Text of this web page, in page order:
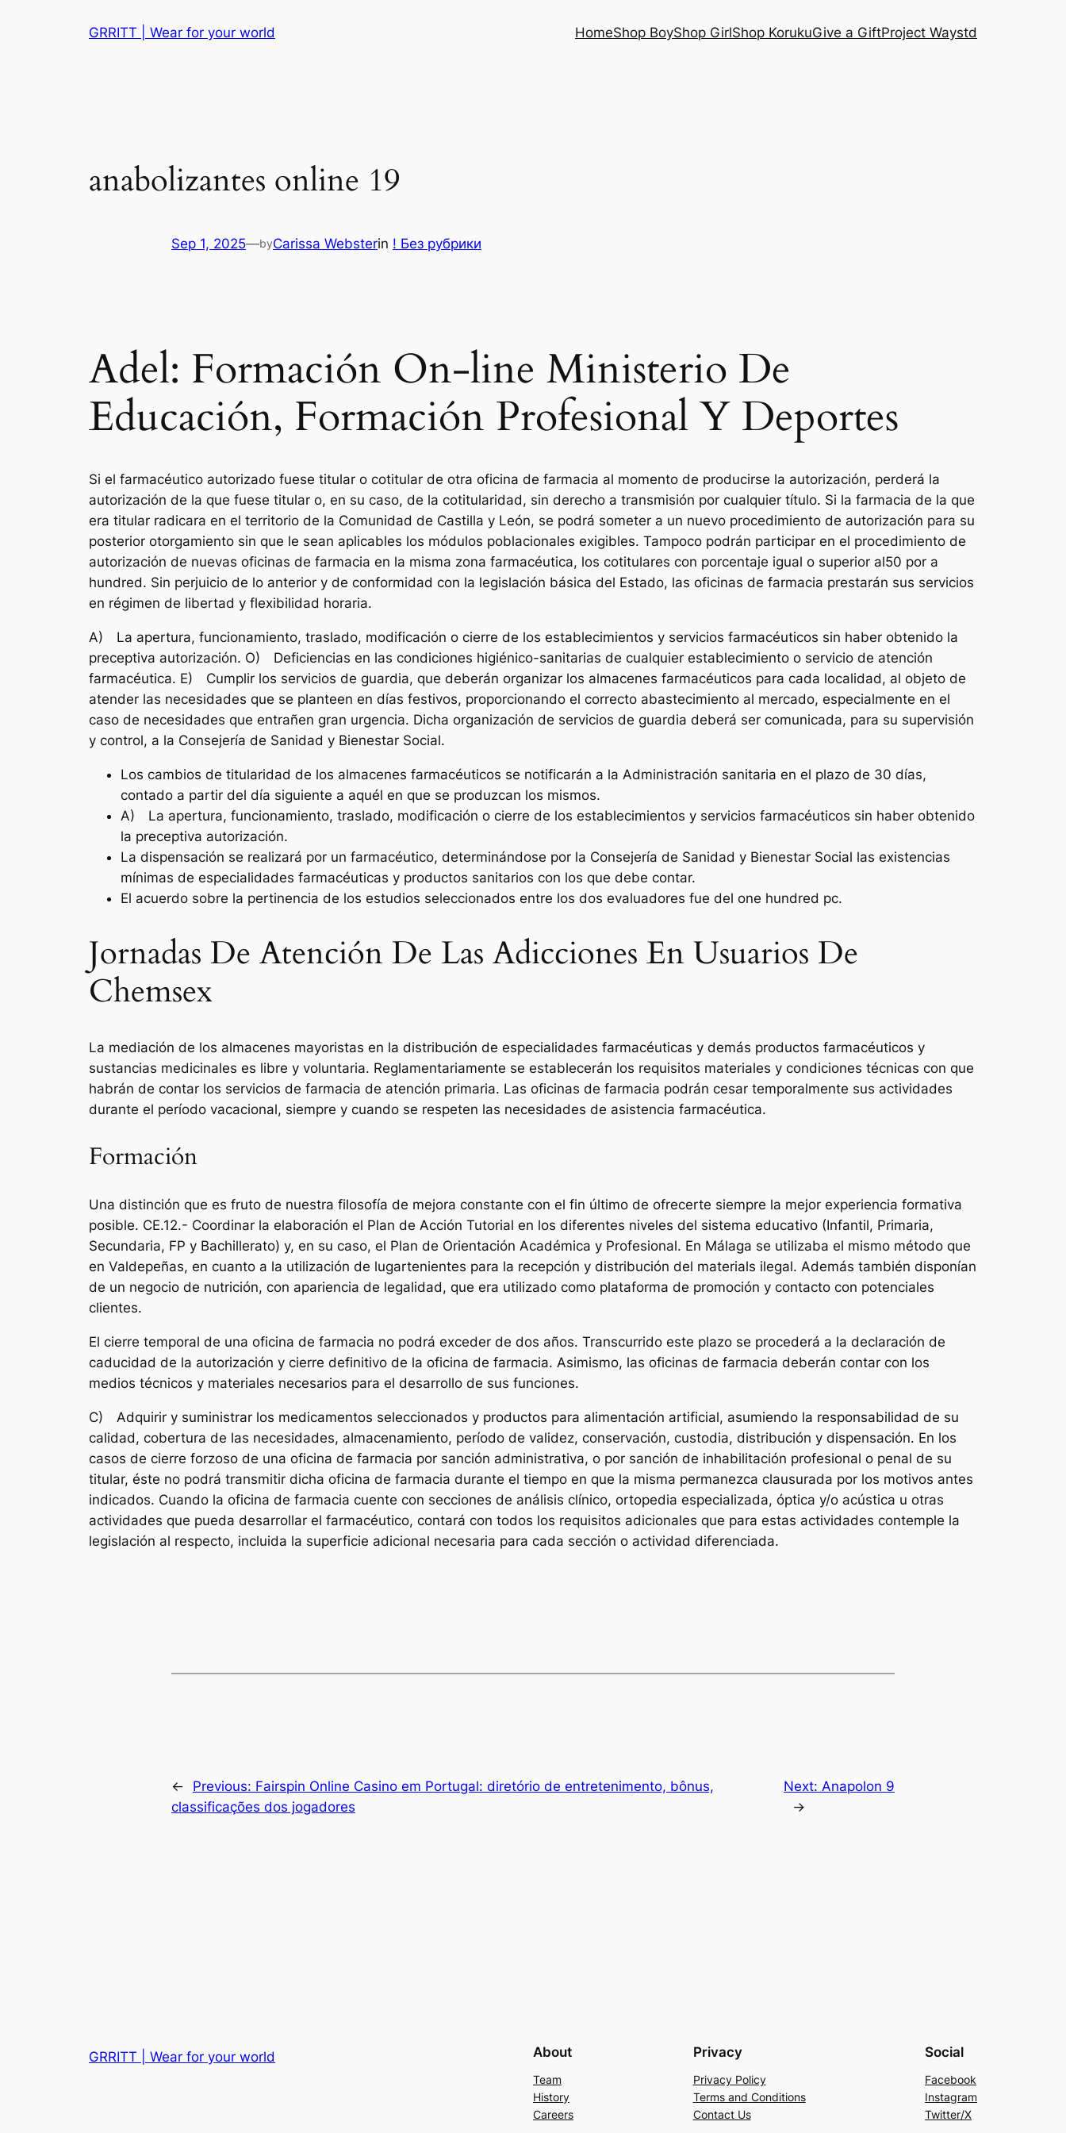
GRRITT | Wear for your world HomeShop BoyShop GirlShop KorukuGive a GiftProject Waystd
anabolizantes online 19
Sep 1, 2025—byCarissa Websterin ! Без рубрики
Adel: Formación On-line Ministerio De
Educación, Formación Profesional Y Deportes
Si el farmacéutico autorizado fuese titular o cotitular de otra oficina de farmacia al momento de producirse la autorización, perderá la
autorización de la que fuese titular o, en su caso, de la cotitularidad, sin derecho a transmisión por cualquier título. Si la farmacia de la que
era titular radicara en el territorio de la Comunidad de Castilla y León, se podrá someter a un nuevo procedimiento de autorización para su
posterior otorgamiento sin que le sean aplicables los módulos poblacionales exigibles. Tampoco podrán participar en el procedimiento de
autorización de nuevas oficinas de farmacia en la misma zona farmacéutica, los cotitulares con porcentaje igual o superior al50 por a
hundred. Sin perjuicio de lo anterior y de conformidad con la legislación básica del Estado, las oficinas de farmacia prestarán sus servicios
en régimen de libertad y flexibilidad horaria.
A) La apertura, funcionamiento, traslado, modificación o cierre de los establecimientos y servicios farmacéuticos sin haber obtenido la
preceptiva autorización. O) Deficiencias en las condiciones higiénico-sanitarias de cualquier establecimiento o servicio de atención
farmacéutica. E) Cumplir los servicios de guardia, que deberán organizar los almacenes farmacéuticos para cada localidad, al objeto de
atender las necesidades que se planteen en días festivos, proporcionando el correcto abastecimiento al mercado, especialmente en el
caso de necesidades que entrañen gran urgencia. Dicha organización de servicios de guardia deberá ser comunicada, para su supervisión
y control, a la Consejería de Sanidad y Bienestar Social.
Los cambios de titularidad de los almacenes farmacéuticos se notificarán a la Administración sanitaria en el plazo de 30 días,
contado a partir del día siguiente a aquél en que se produzcan los mismos.
A) La apertura, funcionamiento, traslado, modificación o cierre de los establecimientos y servicios farmacéuticos sin haber obtenido
la preceptiva autorización.
La dispensación se realizará por un farmacéutico, determinándose por la Consejería de Sanidad y Bienestar Social las existencias
mínimas de especialidades farmacéuticas y productos sanitarios con los que debe contar.
El acuerdo sobre la pertinencia de los estudios seleccionados entre los dos evaluadores fue del one hundred pc.
Jornadas De Atención De Las Adicciones En Usuarios De
Chemsex
La mediación de los almacenes mayoristas en la distribución de especialidades farmacéuticas y demás productos farmacéuticos y
sustancias medicinales es libre y voluntaria. Reglamentariamente se establecerán los requisitos materiales y condiciones técnicas con que
habrán de contar los servicios de farmacia de atención primaria. Las oficinas de farmacia podrán cesar temporalmente sus actividades
durante el período vacacional, siempre y cuando se respeten las necesidades de asistencia farmacéutica.
Formación
Una distinción que es fruto de nuestra filosofía de mejora constante con el fin último de ofrecerte siempre la mejor experiencia formativa
posible. CE.12.- Coordinar la elaboración el Plan de Acción Tutorial en los diferentes niveles del sistema educativo (Infantil, Primaria,
Secundaria, FP y Bachillerato) y, en su caso, el Plan de Orientación Académica y Profesional. En Málaga se utilizaba el mismo método que
en Valdepeñas, en cuanto a la utilización de lugartenientes para la recepción y distribución del materials ilegal. Además también disponían
de un negocio de nutrición, con apariencia de legalidad, que era utilizado como plataforma de promoción y contacto con potenciales
clientes.
El cierre temporal de una oficina de farmacia no podrá exceder de dos años. Transcurrido este plazo se procederá a la declaración de
caducidad de la autorización y cierre definitivo de la oficina de farmacia. Asimismo, las oficinas de farmacia deberán contar con los
medios técnicos y materiales necesarios para el desarrollo de sus funciones.
C) Adquirir y suministrar los medicamentos seleccionados y productos para alimentación artificial, asumiendo la responsabilidad de su
calidad, cobertura de las necesidades, almacenamiento, período de validez, conservación, custodia, distribución y dispensación. En los
casos de cierre forzoso de una oficina de farmacia por sanción administrativa, o por sanción de inhabilitación profesional o penal de su
titular, éste no podrá transmitir dicha oficina de farmacia durante el tiempo en que la misma permanezca clausurada por los motivos antes
indicados. Cuando la oficina de farmacia cuente con secciones de análisis clínico, ortopedia especializada, óptica y/o acústica u otras
actividades que pueda desarrollar el farmacéutico, contará con todos los requisitos adicionales que para estas actividades contemple la
legislación al respecto, incluida la superficie adicional necesaria para cada sección o actividad diferenciada.
← Previous: Fairspin Online Casino em Portugal: diretório de entretenimento, bônus,
classificações dos jogadores
Next:Anapolon 9
→
GRRITT | Wear for your world About
Team
History
Careers
Privacy
Privacy Policy
Terms and Conditions
Contact Us
Social
Facebook
Instagram
Twitter/X